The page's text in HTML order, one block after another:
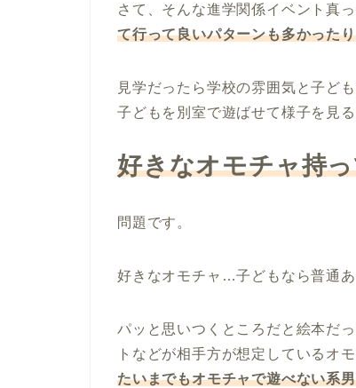
さて、そんな進学関係イベント真
て行って良いパターンも多かったり
見学だったら学校の雰囲気と子ど
子どもを別室で遊ばせて様子を見
好きなオモチャ持
問題です。
好きなオモチャ…子どもなら普通
パッと思いつくところだと絵本だ
トなどが相手方が想定しているオ
たいまでもオモチャで遊べない系